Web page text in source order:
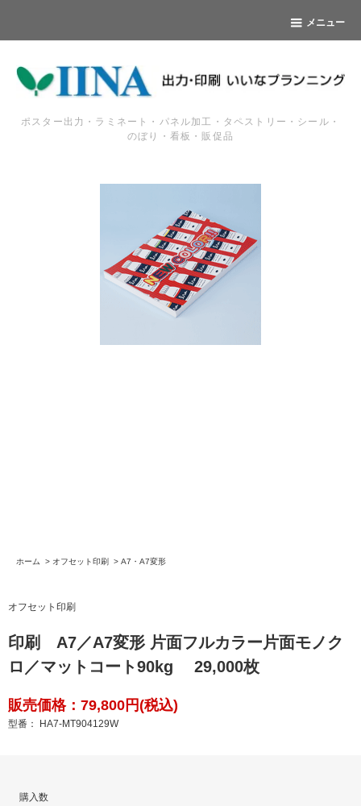
メニュー
ポスター出力・ラミネート・パネル加工・タペストリー・シール・
のぼり・看板・販促品
ホーム > オフセット印刷 > A7・A7変形
オフセット印刷
印刷 A7／A7変形 片面フルカラー片面モノク
ロ／マットコート90kg 29,000枚
販売価格：79,800円(税込)
型番： HA7-MT904129W
購入数